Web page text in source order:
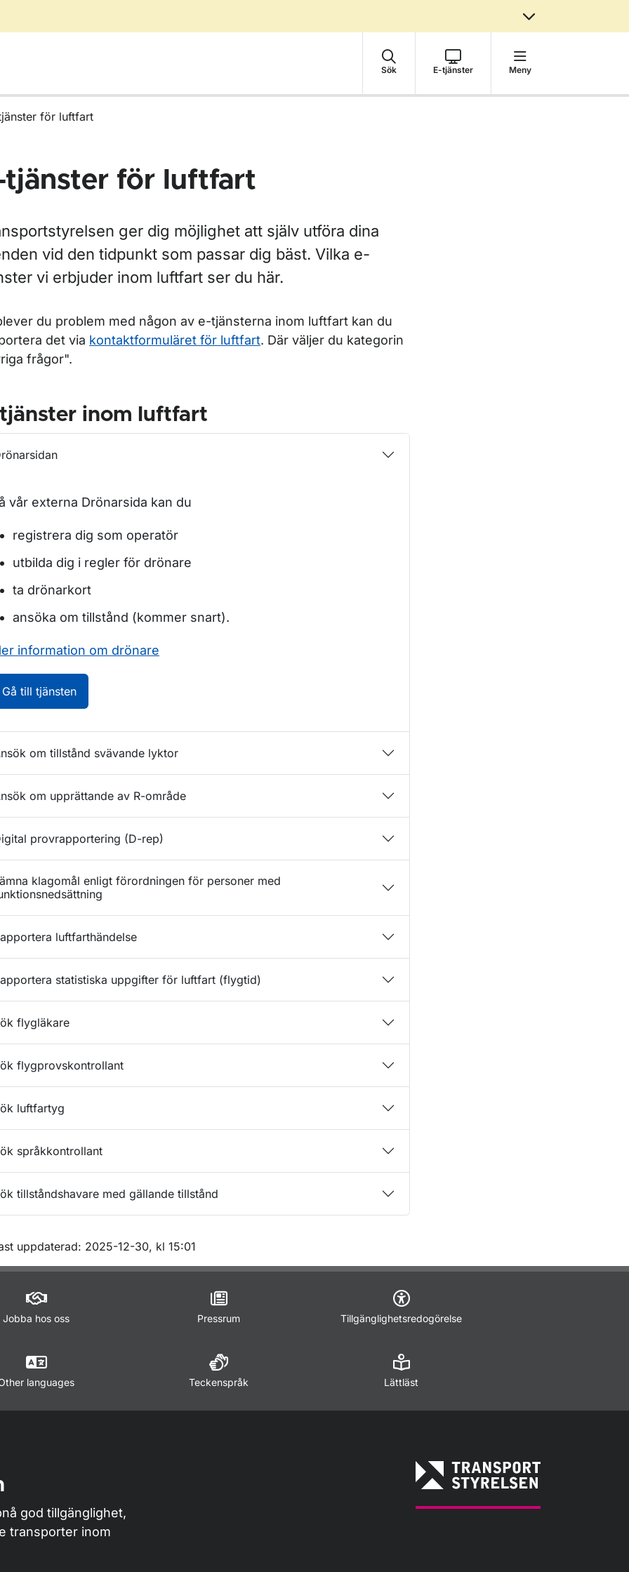
Sök E-tjänster Meny
för luftfart
Blanketter för luftfart
tjänster för luftfart
ger dig möjlighet att själv utföra dina
vid den tidpunkt som passar dig bäst. Vilka e-
vi erbjuder inom luftfart ser du här.
du problem med någon av e-tjänsterna inom luftfart kan du
det via kontaktformuläret för luftfart. Där väljer du kategorin
frågor".
tjänster inom luftfart
vår externa Drönarsida kan du
registrera dig som operatör
utbilda dig i regler för drönare
ta drönarkort
ansöka om tillstånd (kommer snart).
information om drönare
Gå till tjänstenDrönarsidan. Öppnas i nytt fönster.
om tillstånd svävande lyktor
om upprättande av R-område
provrapportering (D-rep)
klagomål enligt förordningen för personer med
luftfarthändelse
statistiska uppgifter för luftfart (flygtid)
flygläkare
flygprovskontrollant
luftfartyg
språkkontrollant
tillståndshavare med gällande tillstånd
sidan
uppdaterad: 2025-12-30, kl 15:01
Jobba hos oss Pressrum Tillgänglighetsredogörelse
languages Teckenspråk Lättläst
god tillgänglighet,
transporter inom